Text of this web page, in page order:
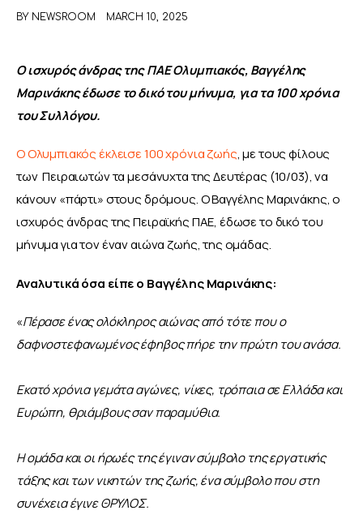
ΑΦΙΕΡΩΜΑΤΑ
MEET THE TEAM
BY NEWSROOM MARCH 10, 2025
Ο ισχυρός άνδρας της ΠΑΕ Ολυμπιακός, Βαγγέλης
Μαρινάκης έδωσε το δικό του μήνυμα, για τα 100 χρόνια
του Συλλόγου.
Ο Ολυμπιακός έκλεισε 100 χρόνια ζωής, με τους φίλους
των  Πειραιωτών τα μεσάνυχτα της Δευτέρας (10/03), να
κάνουν «πάρτι» στους δρόμους. Ο Βαγγέλης Μαρινάκης, ο
ισχυρός άνδρας της Πειραϊκής ΠΑΕ, έδωσε το δικό του
μήνυμα για τον έναν αιώνα ζωής, της ομάδας.
Αναλυτικά όσα είπε ο Βαγγέλης Μαρινάκης:
«Πέρασε ένας ολόκληρος αιώνας από τότε που ο
δαφνοστεφανωμένος έφηβος πήρε την πρώτη του ανάσα.
Εκατό χρόνια γεμάτα αγώνες, νίκες, τρόπαια σε Ελλάδα και
Ευρώπη, θριάμβους σαν παραμύθια.
Η ομάδα και οι ήρωές της έγιναν σύμβολο της εργατικής
τάξης και των νικητών της ζωής, ένα σύμβολο που στη
συνέχεια έγινε ΘΡΥΛΟΣ.